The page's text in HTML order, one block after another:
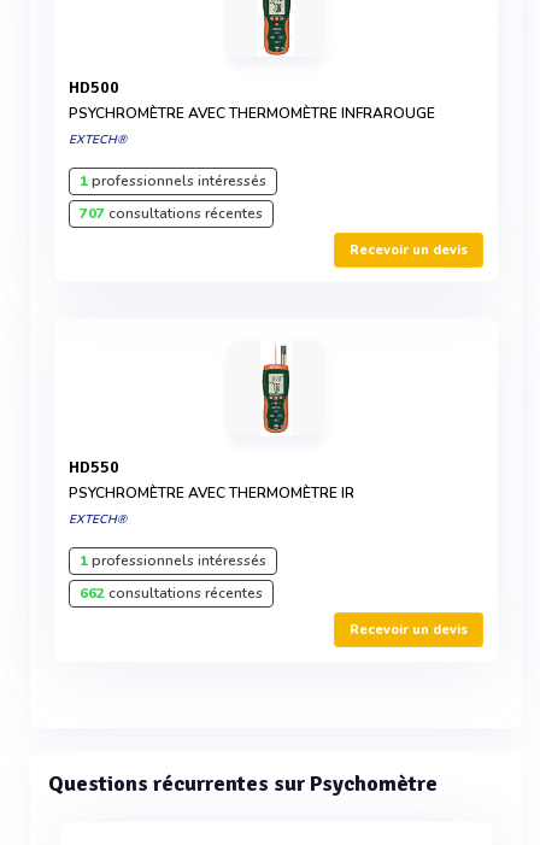
HD500
PSYCHROMÈTRE AVEC THERMOMÈTRE INFRAROUGE
EXTECH®
1professionnels intéressés
707consultations récentes
Recevoir un devis
HD550
PSYCHROMÈTRE AVEC THERMOMÈTRE IR
EXTECH®
1professionnels intéressés
662consultations récentes
Recevoir un devis
Questions récurrentes sur Psychomètre